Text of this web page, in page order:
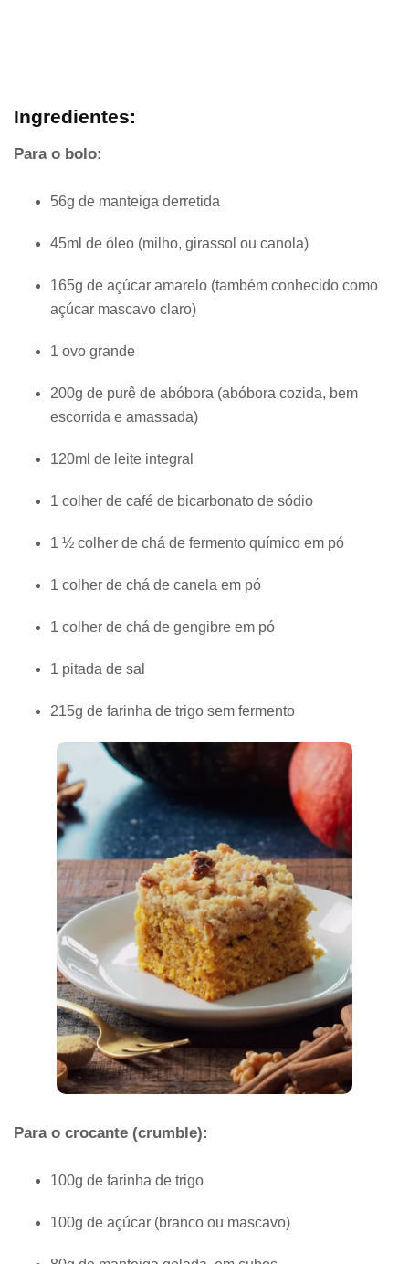
Ingredientes:
Para o bolo:
56g de manteiga derretida
45ml de óleo (milho, girassol ou canola)
165g de açúcar amarelo (também conhecido como
açúcar mascavo claro)
1 ovo grande
200g de purê de abóbora (abóbora cozida, bem
escorrida e amassada)
120ml de leite integral
1 colher de café de bicarbonato de sódio
1 ½ colher de chá de fermento químico em pó
1 colher de chá de canela em pó
1 colher de chá de gengibre em pó
1 pitada de sal
215g de farinha de trigo sem fermento
Para o crocante (crumble):
100g de farinha de trigo
100g de açúcar (branco ou mascavo)